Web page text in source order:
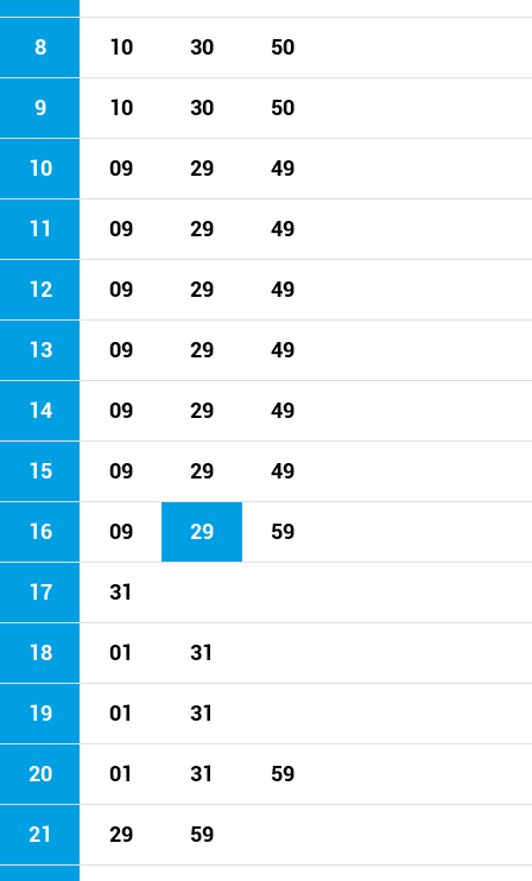
8 10 30 50
9 10 30 50
10 09 29 49
11 09 29 49
12 09 29 49
13 09 29 49
14 09 29 49
15 09 29 49
16 09 29 59
17 31
18 01 31
19 01 31
20 01 31 59
21 29 59